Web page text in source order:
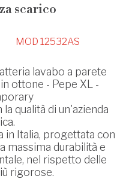
scarico
MOD 12532AS
lavabo a parete
ottone - Pepe XL -
qualità di un'azienda
in Italia, progettata con
massima durabilità e
nel rispetto delle
rigorose.